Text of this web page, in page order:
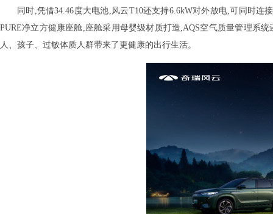
同时,凭借34.46度大电池,风云T10还支持6.6kW对外放电,可同时
PURE净立方健康座舱,座舱采用母婴级材质打造,AQS空气质量管理系
人、孩子、过敏体质人群带来了更健康的出行生活。